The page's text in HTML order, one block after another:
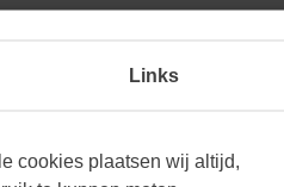
Links
cookies plaatsen wij altijd,